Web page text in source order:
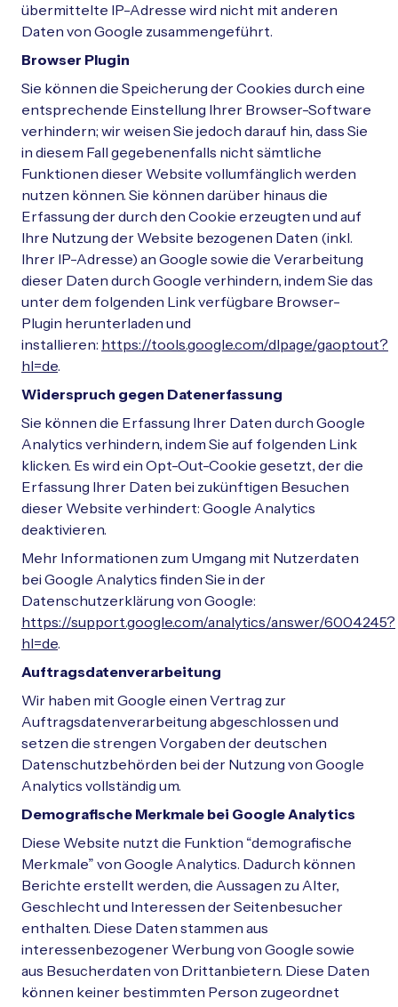
übermittelte IP-Adresse wird nicht mit anderen
Daten von Google zusammengeführt.
Browser Plugin
Sie können die Speicherung der Cookies durch eine
entsprechende Einstellung Ihrer Browser-Software
verhindern; wir weisen Sie jedoch darauf hin, dass Sie
in diesem Fall gegebenenfalls nicht sämtliche
Funktionen dieser Website vollumfänglich werden
nutzen können. Sie können darüber hinaus die
Erfassung der durch den Cookie erzeugten und auf
Ihre Nutzung der Website bezogenen Daten (inkl.
Ihrer IP-Adresse) an Google sowie die Verarbeitung
dieser Daten durch Google verhindern, indem Sie das
unter dem folgenden Link verfügbare Browser-
Plugin herunterladen und
installieren: https://tools.google.com/dlpage/gaoptout?
hl=de.
Widerspruch gegen Datenerfassung
Sie können die Erfassung Ihrer Daten durch Google
Analytics verhindern, indem Sie auf folgenden Link
klicken. Es wird ein Opt-Out-Cookie gesetzt, der die
Erfassung Ihrer Daten bei zukünftigen Besuchen
dieser Website verhindert: Google Analytics
deaktivieren.
Mehr Informationen zum Umgang mit Nutzerdaten
bei Google Analytics finden Sie in der
Datenschutzerklärung von Google:
https://support.google.com/analytics/answer/6004245?
hl=de.
Auftragsdatenverarbeitung
Wir haben mit Google einen Vertrag zur
Auftragsdatenverarbeitung abgeschlossen und
setzen die strengen Vorgaben der deutschen
Datenschutzbehörden bei der Nutzung von Google
Analytics vollständig um.
Demografische Merkmale bei Google Analytics
Diese Website nutzt die Funktion “demografische
Merkmale” von Google Analytics. Dadurch können
Berichte erstellt werden, die Aussagen zu Alter,
Geschlecht und Interessen der Seitenbesucher
enthalten. Diese Daten stammen aus
interessenbezogener Werbung von Google sowie
aus Besucherdaten von Drittanbietern. Diese Daten
können keiner bestimmten Person zugeordnet